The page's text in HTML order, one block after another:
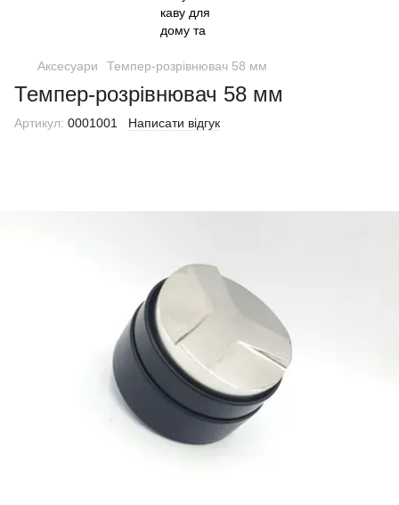
Аксесуари Темпер-розрівнювач 58 мм
Темпер-розрівнювач 58 мм
Артикул: 0001001 Написати відгук